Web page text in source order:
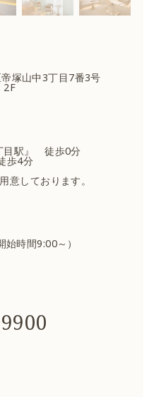
帝塚山中3丁目7番3号
2F
目駅』 徒歩0分
歩4分
意しております。
時間9:00～）